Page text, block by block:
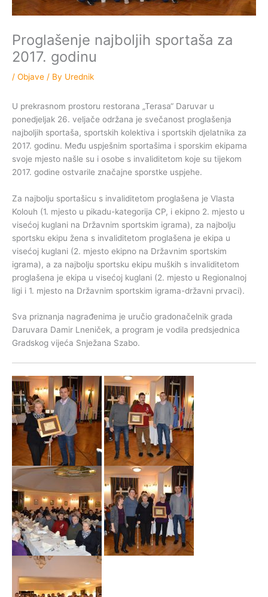
Proglašenje najboljih sportaša za
2017. godinu
/ Objave / By Urednik
U prekrasnom prostoru restorana „Terasa“ Daruvar u
ponedjeljak 26. veljače održana je svečanost proglašenja
najboljih sportaša, sportskih kolektiva i sportskih djelatnika za
2017. godinu. Među uspješnim sportašima i sporskim ekipama
svoje mjesto našle su i osobe s invaliditetom koje su tijekom
2017. godine ostvarile značajne sporstke uspjehe.
Za najbolju sportašicu s invaliditetom proglašena je Vlasta
Kolouh (1. mjesto u pikadu-kategorija CP, i ekipno 2. mjesto u
visećoj kuglani na Državnim sportskim igrama), za najbolju
sportsku ekipu žena s invaliditetom proglašena je ekipa u
visećoj kuglani (2. mjesto ekipno na Državnim sportskim
igrama), a za najbolju sportsku ekipu muških s invaliditetom
proglašena je ekipa u visećoj kuglani (2. mjesto u Regionalnoj
ligi i 1. mjesto na Državnim sportskim igrama-državni prvaci).
Sva priznanja nagrađenima je uručio gradonačelnik grada
Daruvara Damir Lneniček, a program je vodila predsjednica
Gradskog vijeća Snježana Szabo.